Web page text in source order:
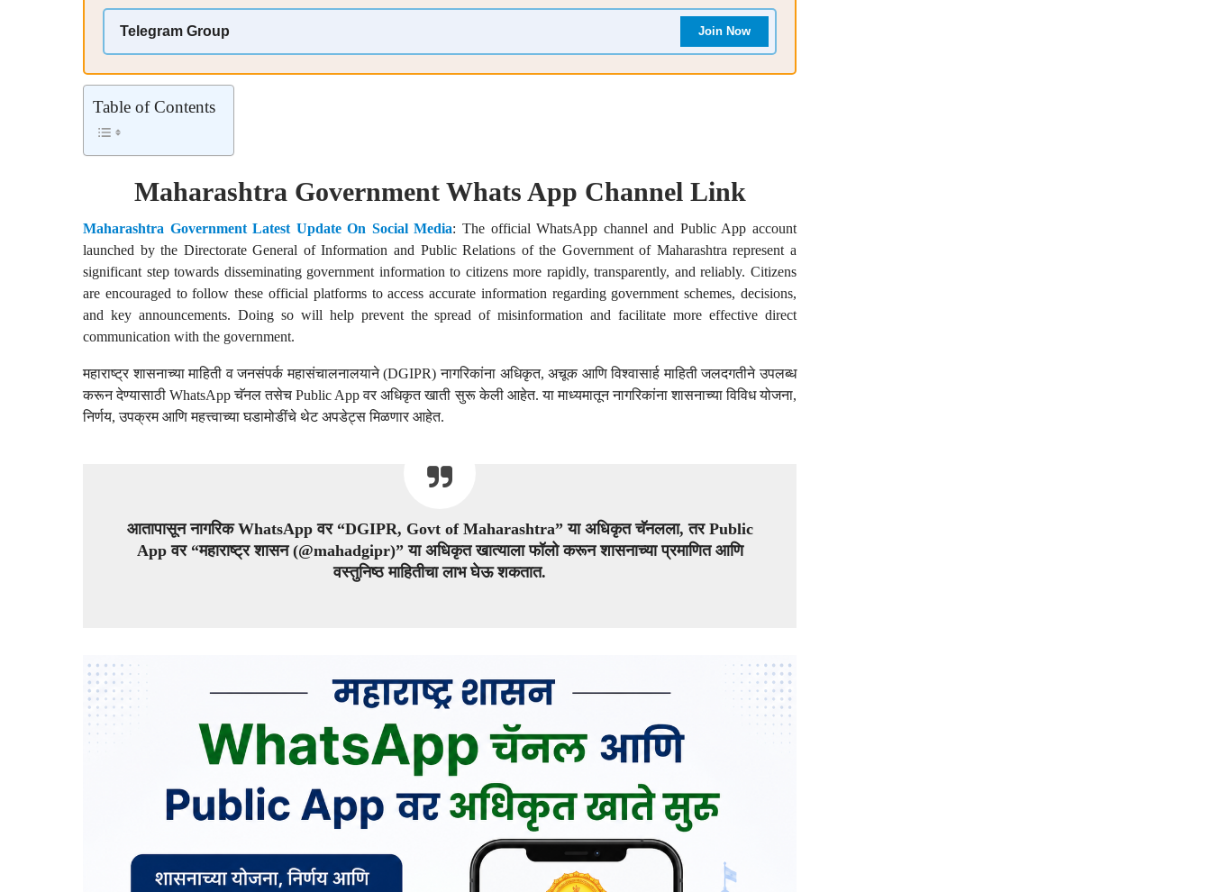
Telegram Group Join Now
Table of Contents
Maharashtra Government Whats App Channel Link
Maharashtra Government Latest Update On Social Media: The official WhatsApp channel and Public App account
launched by the Directorate General of Information and Public Relations of the Government of Maharashtra represent a
significant step towards disseminating government information to citizens more rapidly, transparently, and reliably. Citizens
are encouraged to follow these official platforms to access accurate information regarding government schemes, decisions,
and key announcements. Doing so will help prevent the spread of misinformation and facilitate more effective direct
communication with the government.
महाराष्ट्र शासनाच्या माहिती व जनसंपर्क महासंचालनालयाने (DGIPR) नागरिकांना अधिकृत, अचूक आणि विश्वासार्ह माहिती जलदगतीने उपलब्ध
करून देण्यासाठी WhatsApp चॅनल तसेच Public App वर अधिकृत खाती सुरू केली आहेत. या माध्यमातून नागरिकांना शासनाच्या विविध योजना,
निर्णय, उपक्रम आणि महत्त्वाच्या घडामोडींचे थेट अपडेट्स मिळणार आहेत.
आतापासून नागरिक WhatsApp वर “DGIPR, Govt of Maharashtra” या अधिकृत चॅनलला, तर Public
App वर “महाराष्ट्र शासन (@mahadgipr)” या अधिकृत खात्याला फॉलो करून शासनाच्या प्रमाणित आणि
वस्तुनिष्ठ माहितीचा लाभ घेऊ शकतात.